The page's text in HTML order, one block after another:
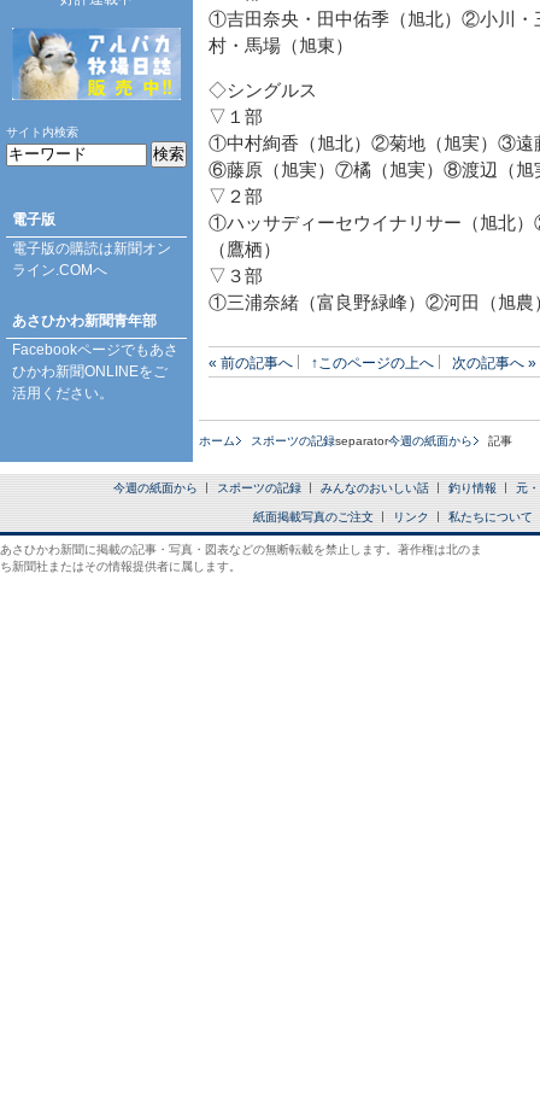
①吉田奈央・田中佑季（旭北）②小川
村・馬場（旭東）
◇シングルス
▽１部
①中村絢香（旭北）②菊地（旭実）③遠
⑥藤原（旭実）⑦橘（旭実）⑧渡辺（旭
▽２部
①ハッサディーセウイナリサー（旭北
（鷹栖）
▽３部
①三浦奈緒（富良野緑峰）②河田（旭
« 前の記事へ ↑このページの上へ 次の記事へ »
ホーム スポーツの記録separator今週の紙面から 記事
サイト内検索
電子版
電子版の購読は新聞オン
ライン.COMへ
あさひかわ新聞青年部
Facebookページでもあさ
ひかわ新聞ONLINEをご
活用ください。
今週の紙面から スポーツの記録 みんなのおいしい話 釣り情報 元
紙面掲載写真のご注文 リンク 私たちについて
あさひかわ新聞に掲載の記事・写真・図表などの無断転載を禁止します。著作権は北のま
ち新聞社またはその情報提供者に属します。